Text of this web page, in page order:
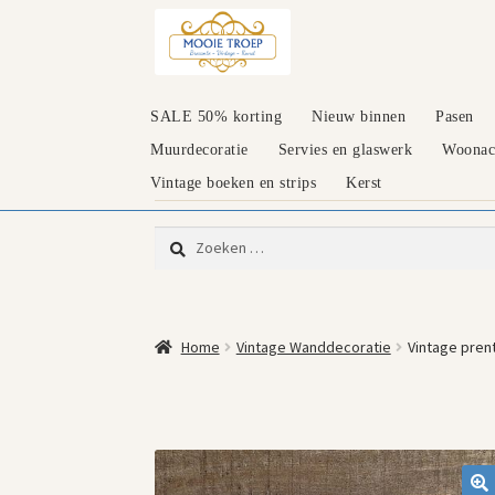
door
naar
SALE 50% korting Nieuw binnen
Pasen
Muurdecoratie
Servies en glaswerk
Vintage boeken en strips
Kerst
Zoeken
naar:
Home Vintage Wanddecoratie Vintage